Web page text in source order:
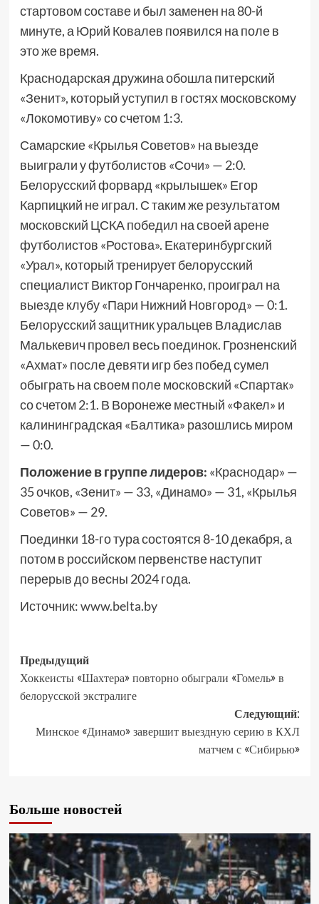
стартовом составе и был заменен на 80-й
минуте, а Юрий Ковалев появился на поле в
это же время.
Краснодарская дружина обошла питерский
«Зенит», который уступил в гостях московскому
«Локомотиву» со счетом 1:3.
Самарские «Крылья Советов» на выезде
выиграли у футболистов «Сочи» — 2:0.
Белорусский форвард «крылышек» Егор
Карпицкий не играл. С таким же результатом
московский ЦСКА победил на своей арене
футболистов «Ростова». Екатеринбургский
«Урал», который тренирует белорусский
специалист Виктор Гончаренко, проиграл на
выезде клубу «Пари Нижний Новгород» — 0:1.
Белорусский защитник уральцев Владислав
Малькевич провел весь поединок. Грозненский
«Ахмат» после девяти игр без побед сумел
обыграть на своем поле московский «Спартак»
со счетом 2:1. В Воронеже местный «Факел» и
калининградская «Балтика» разошлись миром
— 0:0.
Положение в группе лидеров: «Краснодар» —
35 очков, «Зенит» — 33, «Динамо» — 31, «Крылья
Советов» — 29.
Поединки 18-го тура состоятся 8-10 декабря, а
потом в российском первенстве наступит
перерыв до весны 2024 года.
Источник:www.belta.by
Предыдущий
Хоккеисты «Шахтера» повторно обыграли «Гомель» в
белорусской экстралиге
Следующий:
Минское «Динамо» завершит выездную серию в КХЛ
матчем с «Сибирью»
Больше новостей